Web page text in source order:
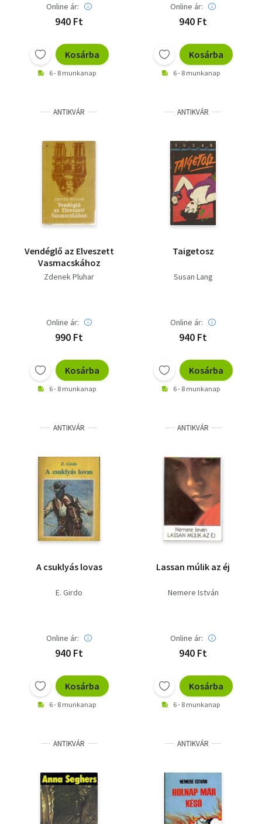
Online ár:
940 Ft
Kosárba
6 - 8 munkanap
Online ár:
940 Ft
Kosárba
6 - 8 munkanap
ANTIKVÁR
Vendéglő az Elveszett
Vasmacskához
Zdenek Pluhar
Online ár:
990 Ft
Kosárba
6 - 8 munkanap
ANTIKVÁR
Taigetosz
Susan Lang
Online ár:
940 Ft
Kosárba
6 - 8 munkanap
ANTIKVÁR
A csuklyás lovas
E. Girdo
Online ár:
940 Ft
Kosárba
6 - 8 munkanap
ANTIKVÁR
Lassan múlik az éj
Nemere István
Online ár:
940 Ft
Kosárba
6 - 8 munkanap
ANTIKVÁR ANTIKVÁR